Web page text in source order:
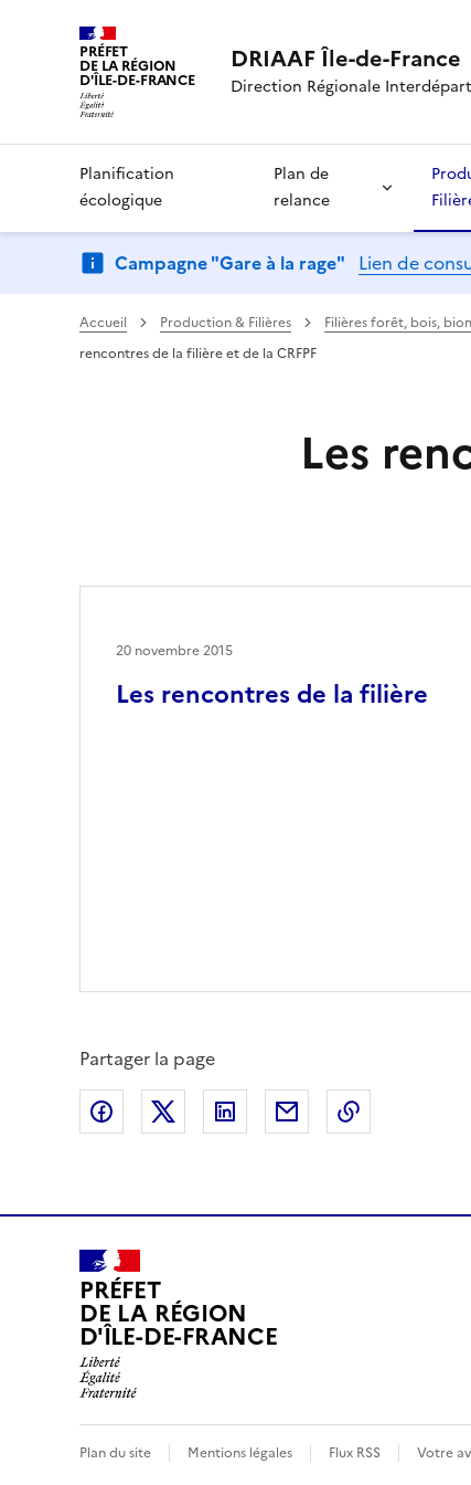
PRÉFET
DE LA RÉGION
D'ÎLE-DE-FRANCE
DRIAAF Île-de-France
Direction Régionale
Planification
écologique
Plan de
relance
Campagne "Gare à la rage" Lien de
Accueil Production & Filières Filières forêt, bois,
rencontres de la filière et de la CRFPF
Les
Les rencontres de la filière
20 novembre 2015
Partager la page
Partager sur Facebook
Partager sur X (anciennement
Partager sur LinkedIn
Partager par email
PRÉFET
DE LA RÉGION
D'ÎLE-DE-FRANCE
Plan du site Mentions légales Flux RSS Votre